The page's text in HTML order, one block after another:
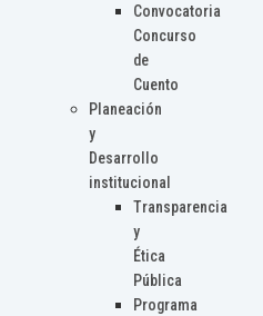
Convocatoria
Concurso
de
Cuento
Planeación
y
Desarrollo
institucional
Transparencia
y
Ética
Pública
Programa